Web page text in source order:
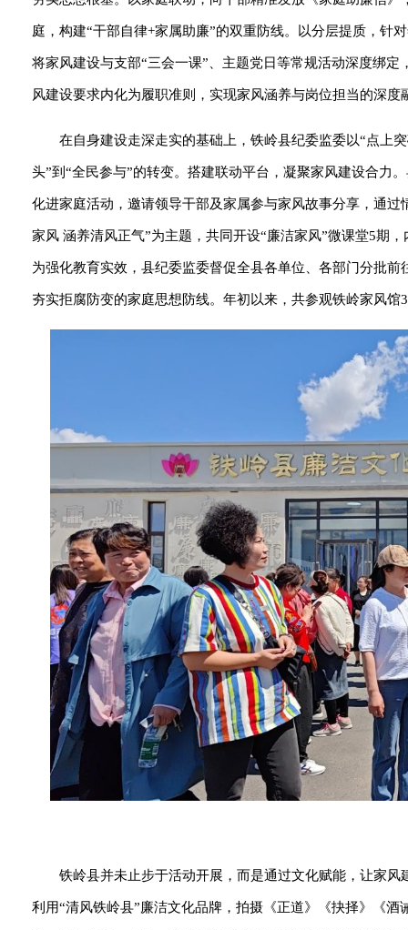
庭，构建“干部自律+家属助廉”的双重防线。以分层提质，针
将家风建设与支部“三会一课”、主题党日等常规活动深度绑
风建设要求内化为履职准则，实现家风涵养与岗位担当的深度
在自身建设走深走实的基础上，铁岭县纪委监委以“点上
头”到“全民参与”的转变。搭建联动平台，凝聚家风建设合力
化进家庭活动，邀请领导干部及家属参与家风故事分享，通
家风 涵养清风正气”为主题，共同开设“廉洁家风”微课堂5期
为强化教育实效，县纪委监委督促全县各单位、各部门分批
夯实拒腐防变的家庭思想防线。年初以来，共参观铁岭家风
铁岭县并未止步于活动开展，而是通过文化赋能，让家风
利用“清风铁岭县”廉洁文化品牌，拍摄《正道》《抉择》《